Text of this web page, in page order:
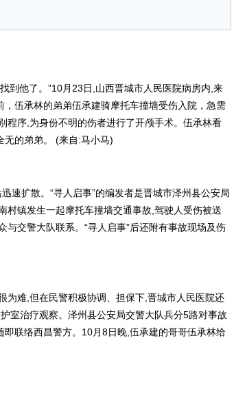
到他了。”10月23日,山西晋城市人民医院病房内,来
伍承林的弟弟伍承建骑摩托车撞墙受伤入院，急需
程序,为身份不明的伤者进行了开颅手术。伍承林看
无的弟弟。 (来自:马小马)
速扩散。“寻人启事”的编发者是晋城市泽州县公安局
村镇发生一起摩托车撞墙交通事故,驾驶人受伤被送
交警大队联系。“寻人启事”后还附有事故现场及伤
为难,但在民警积极协调、担保下,晋城市人民医院还
室治疗观察。泽州县公安局交警大队兵分5路对事故
联络西昌警方。10月8日晚,伍承建的哥哥伍承林给